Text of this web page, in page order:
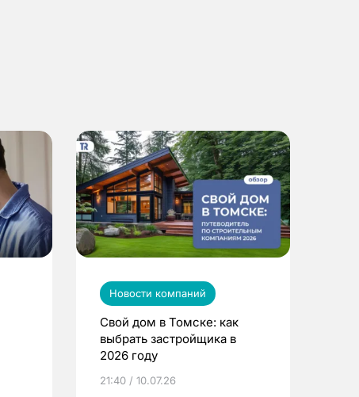
Новости компаний
Свой дом в Томске: как
выбрать застройщика в
2026 году
21:40 / 10.07.26